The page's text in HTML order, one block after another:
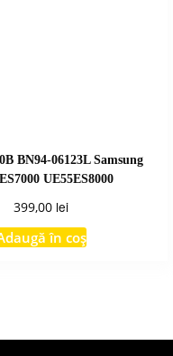
BN94-06123L Samsung
UE55ES8000
399,00 lei
în coș